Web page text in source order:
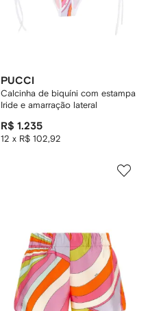
PUCCI
Calcinha de biquíni com estampa
Iride e amarração lateral
R$ 1.235
12 x R$ 102,92